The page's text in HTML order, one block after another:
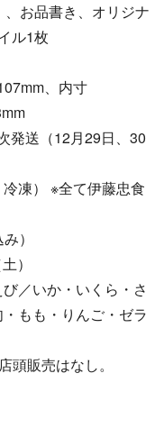
お品書き、オリジナ
ル1枚
、内寸
発送（12月29日、30
凍） ※全て伊藤忠食
）
）
／いか・いくら・さ
もも・りんご・ゼラ
頭販売はなし。